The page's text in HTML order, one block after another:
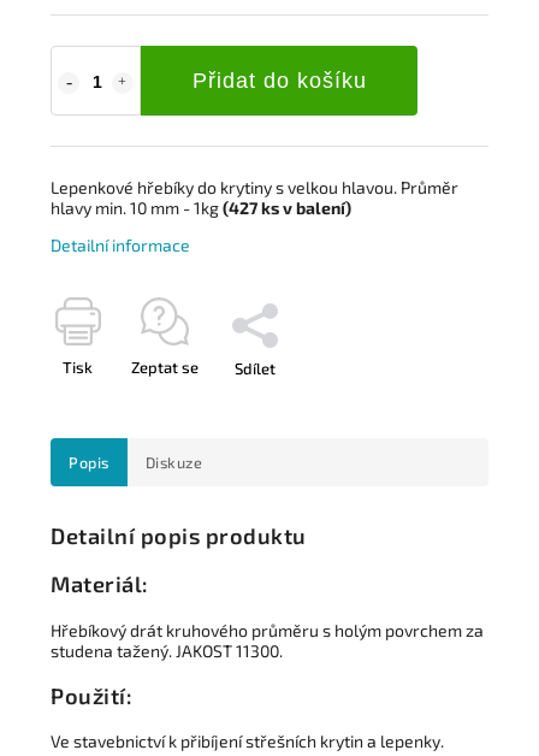
Přidat do košíku
Lepenkové hřebíky do krytiny s velkou hlavou. Průměr
hlavy min. 10 mm - 1kg(427ksv balení)
Detailní informace
Tisk Zeptat se Sdílet
Popis Diskuze
Detailní popis produktu
Materiál:
Hřebíkový drát kruhového průměru s holým povrchem za
studena tažený. JAKOST 11300.
Použití:
Ve stavebnictví k přibíjení střešních krytin a lepenky.